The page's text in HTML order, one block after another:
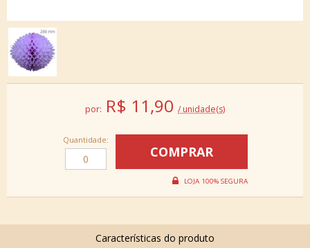
por: R$ 11,90 / unidade(s)
Quantidade: